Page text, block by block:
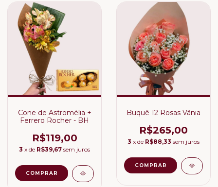
Cone de Astromélia +
Ferrero Rocher - BH
R$119,00
3 x de R$39,67 sem juros
Buquê 12 Rosas Vânia
R$265,00
3 x de R$88,33 sem juros